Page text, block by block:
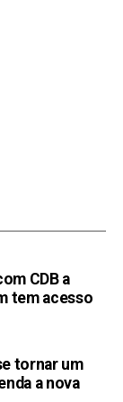
CDB a
tem acesso
tornar um
a nova